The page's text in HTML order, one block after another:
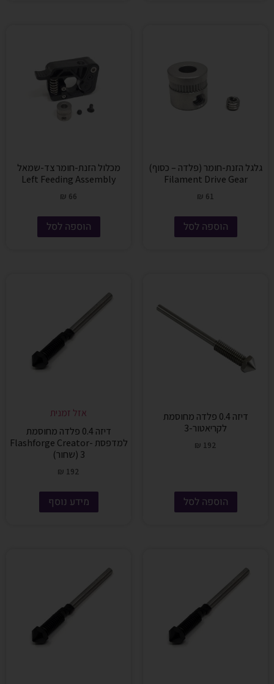
גלגל הזנת-חומר (פלדה – כסוף)
Filament Drive Gear
₪ 61
הוספה לסל
מכלול הזנת-חומר צד-שמאל
Left Feeding Assembly
₪ 66
הוספה לסל
דיזה 0.4 פלדה מחוסמת
לקריאטור-3
₪ 192
הוספה לסל
אזל זמנית
דיזה 0.4 פלדה מחוסמת
למדפסת Flashforge Creator-
3 (שחור)
₪ 192
מידע נוסף